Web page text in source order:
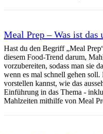
Meal Prep – Was ist das
Hast du den Begriff „Meal
diesem Food-Trend darum,
vorzubereiten, sodass man sie
wenn es mal schnell gehen
vorstellen kannst, wie das
Einführung in das Thema -
Mahlzeiten mithilfe von Meal